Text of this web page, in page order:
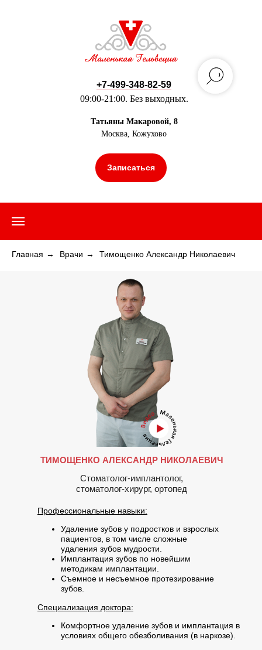
+7-499-348-82-59
09:00-21:00. Без выходных.
Татьяны Макаровой, 8
Москва, Кожухово
Записаться
Главная → Врачи → Тимощенко Александр Николаевич
Стоматолог-имплантолог,
стоматолог-хирург, ортопед
ТИМОЩЕНКО АЛЕКСАНДР НИКОЛАЕВИЧ
Профессиональные навыки:
Удаление зубов у подростков и взрослых
пациентов, в том числе сложные
удаления зубов мудрости.
Имплантация зубов по новейшим
методикам имплантации.
Съемное и несъемное протезирование
зубов.
Специализация доктора:
Комфортное удаление зубов и имплантация в
условиях общего обезболивания (в наркозе).